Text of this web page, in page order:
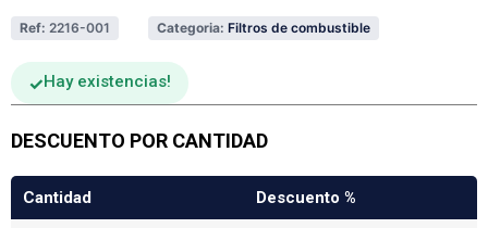
Ref: 2216-001 Categoria: Filtros de combustible
Hay existencias
DESCUENTO POR CANTIDAD
Cantidad Descuento %